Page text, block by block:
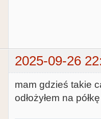
2025-09-26
mam gdzieś takie
odłożyłem na